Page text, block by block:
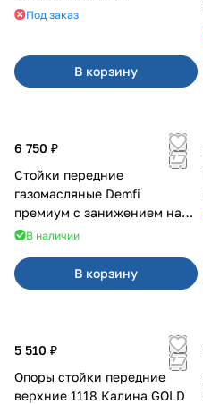
Под заказ
В корзину
6 750 ₽
Стойки передние
газомасляные Demfi
премиум с занижением на
2110В наличии
В корзину
5 510 ₽
Опоры стойки передние
верхние 1118 Калина GOLD